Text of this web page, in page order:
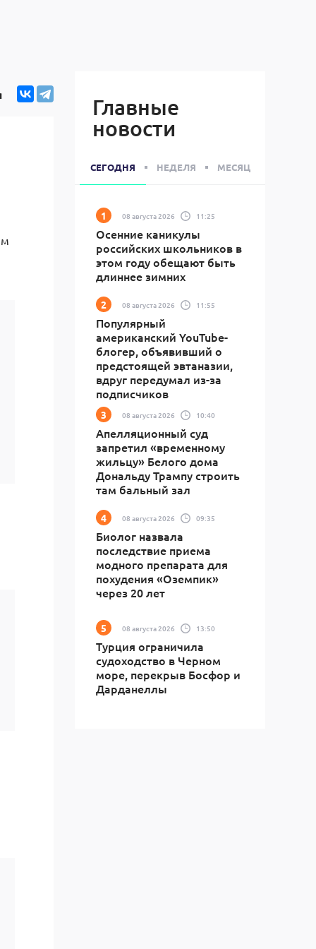
Главные
новости
СЕГОДНЯ НЕДЕЛЯ МЕСЯЦ
08 августа 2026 11:25
Осенние каникулы
российских школьников в
этом году обещают быть
длиннее зимних
08 августа 2026 11:55
Популярный
американский YouTube-
блогер, объявивший о
предстоящей эвтаназии,
вдруг передумал из-за
подписчиков
08 августа 2026 10:40
Апелляционный суд
запретил «временному
жильцу» Белого дома
Дональду Трампу строить
там бальный зал
08 августа 2026 09:35
Биолог назвала
последствие приема
модного препарата для
похудения «Оземпик»
через 20 лет
08 августа 2026 13:50
Турция ограничила
судоходство в Черном
море, перекрыв Босфор и
Дарданеллы